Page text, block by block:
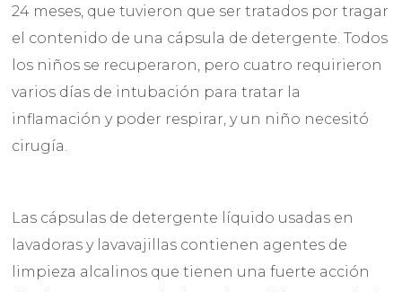
24 meses, que tuvieron que ser tratados por tragar
el contenido de una cápsula de detergente. Todos
los niños se recuperaron, pero cuatro requirieron
varios días de intubación para tratar la
inflamación y poder respirar, y un niño necesitó
cirugía.
Las cápsulas de detergente líquido usadas en
lavadoras y lavavajillas contienen agentes de
limpieza alcalinos que tienen una fuerte acción